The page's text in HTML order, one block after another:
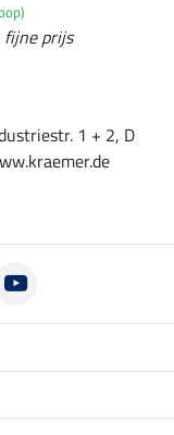
fijne prijs
1 + 2, D